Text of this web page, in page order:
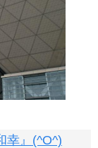
幸』(^O^)